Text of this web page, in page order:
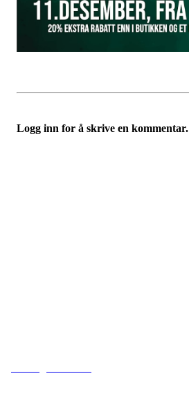
Logg inn for å skrive en kommentar.